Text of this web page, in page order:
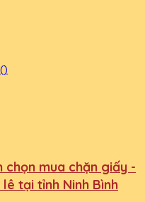
chọn mua chặn giấy -
tại tỉnh Ninh Bình